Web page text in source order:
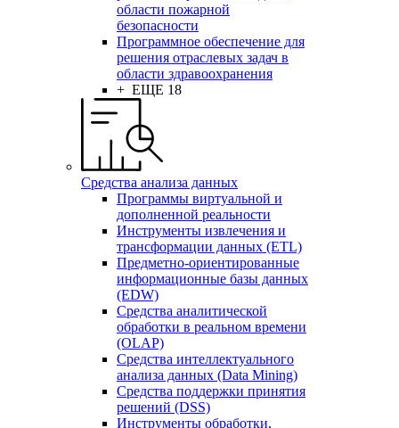
области пожарной
безопасности
Программное обеспечение для
решения отраслевых задач в
области здравоохранения
+ ЕЩЕ 18
Средства анализа данных
Программы виртуальной и
дополненной реальности
Инструменты извлечения и
трансформации данных (ETL)
Предметно-ориентированные
информационные базы данных
(EDW)
Средства аналитической
обработки в реальном времени
(OLAP)
Средства интеллектуального
анализа данных (Data Mining)
Средства поддержки принятия
решений (DSS)
Инструменты обработки,